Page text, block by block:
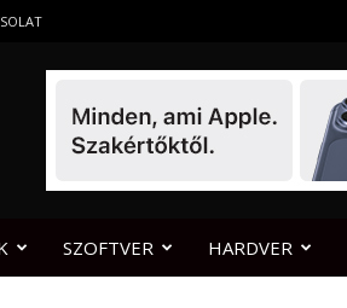
SZOFTVER HARDVER